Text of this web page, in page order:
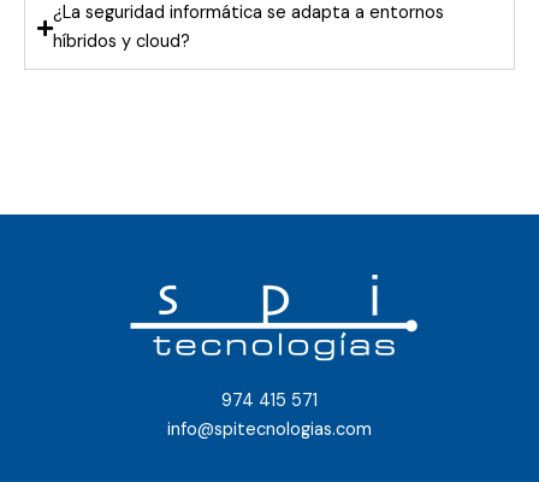
¿La seguridad informática se adapta a entornos
híbridos y cloud?
974 415 571
info@spitecnologias.com